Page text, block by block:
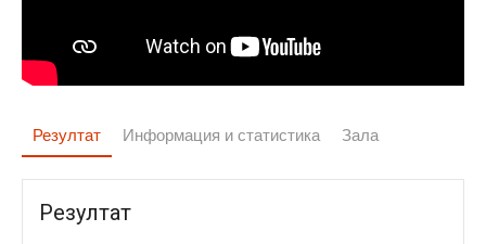
Резултат Информация и статистика Зала
Резултат